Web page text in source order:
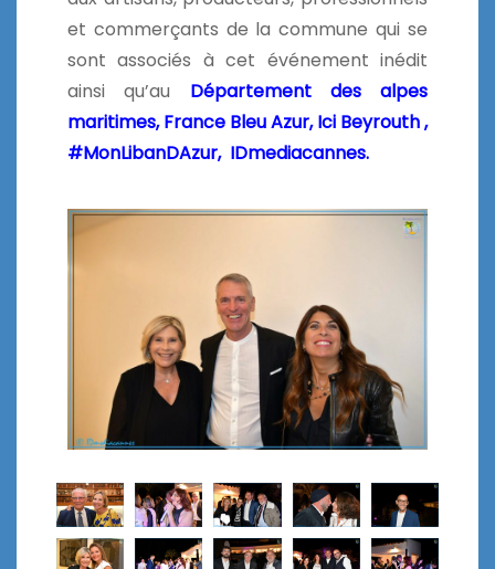
et commerçants de la commune qui se
sont associés à cet événement inédit
ainsi qu’au Département des alpes
maritimes, France Bleu Azur, Ici Beyrouth ,
#MonLibanDAzur, IDmediacannes.